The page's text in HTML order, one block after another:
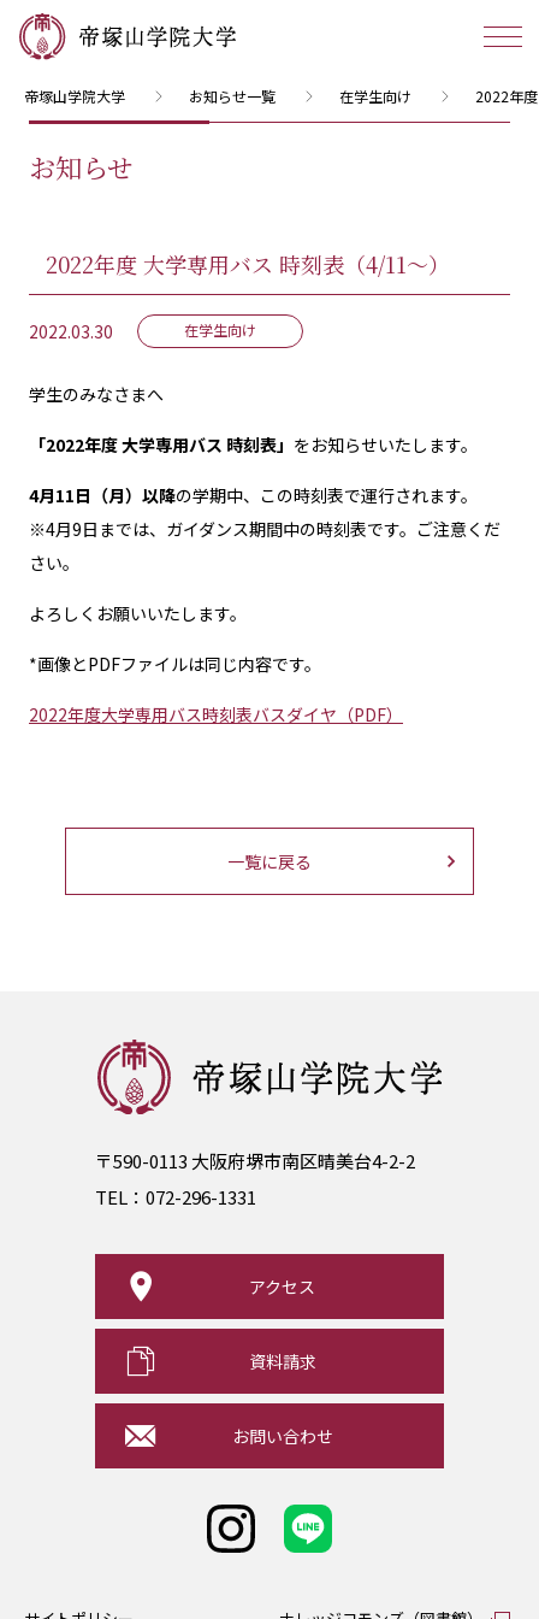
帝塚山学院大学 お知らせ一覧 在学生向け 2022年
お知らせ
2022年度 大学専用バス 時刻表（4/11～）
2022.03.30 在学生向け
学生のみなさまへ
「2022年度 大学専用バス 時刻表」 をお知らせいたします。
4月11日（月）以降の学期中、この時刻表で運行されます。
※4月9日までは、ガイダンス期間中の時刻表です。ご注意くだ
さい。
よろしくお願いいたします。
*画像とPDFファイルは同じ内容です。
2022年度大学専用バス時刻表バスダイヤ（PDF）
一覧に戻る
〒590-0113 大阪府堺市南区晴美台4-2-2
TEL： 072-296-1331
アクセス
資料請求
お問い合わせ